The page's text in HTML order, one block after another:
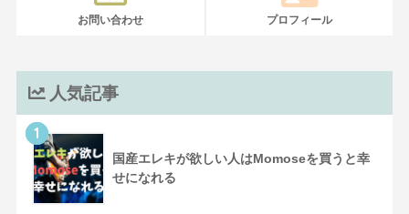
お問い合わせ プロフィール
人気記事
1
国産エレキが欲しい人はMomoseを買うと幸
せになれる